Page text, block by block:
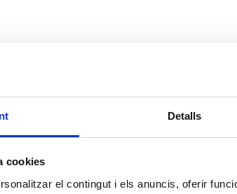
Detalls
cookies
el contingut i els anuncis, oferir